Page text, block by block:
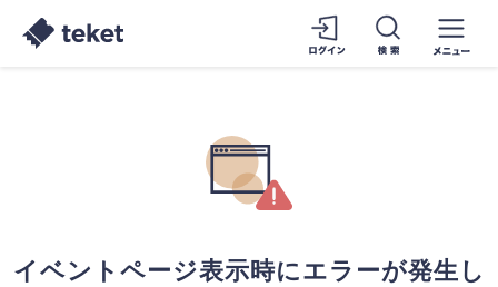
イベントページ表示時にエラーが発生し